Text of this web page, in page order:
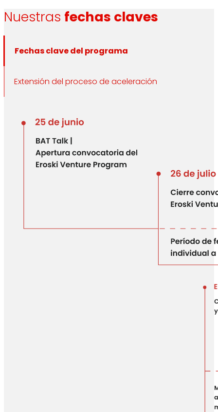
Nuestras fechas claves
Fechas clave del programa
Extensión del proceso de aceleración